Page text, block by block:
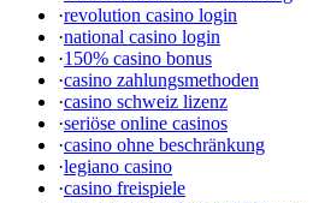
·revolution casino login
·national casino login
·150% casino bonus
·casino zahlungsmethoden
·casino schweiz lizenz
·seriöse online casinos
·casino ohne beschränkung
·legiano casino
·casino freispiele